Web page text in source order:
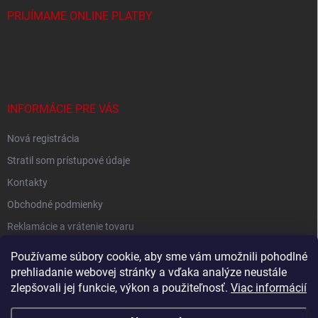
Používame súbory cookie, aby sme vám umožnili pohodlné
prehliadanie webovej stránky a vďaka analýze neustále
zlepšovali jej funkcie, výkon a použiteľnosť. Viac informácií
PRIJÍMAME ONLINE PLATBY
INFORMÁCIE PRE VÁS
Nová registrácia
Stratil som prístupové údaje
Kontakty
Obchodné podmienky
Reklamácie a vrátenie tovaru
Shoptet.sk